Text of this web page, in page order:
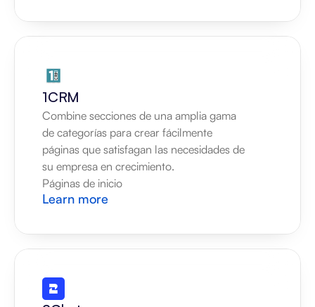
1CRM
Combine secciones de una amplia gama
de categorías para crear fácilmente
páginas que satisfagan las necesidades de
su empresa en crecimiento.
Páginas de inicio
Learn more